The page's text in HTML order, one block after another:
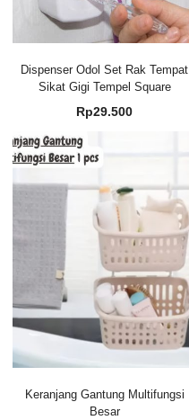
Dispenser Odol Set Rak Tempat
Sikat Gigi Tempel Square
Rp29.500
Keranjang Gantung Multifungsi
Besar